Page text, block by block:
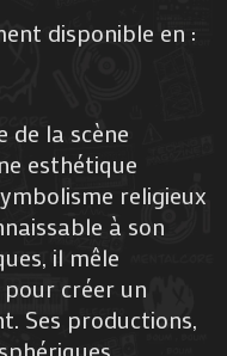
disponible en :
de la scène
esthétique
religieux
à son
il mêle
créer un
Ses productions,